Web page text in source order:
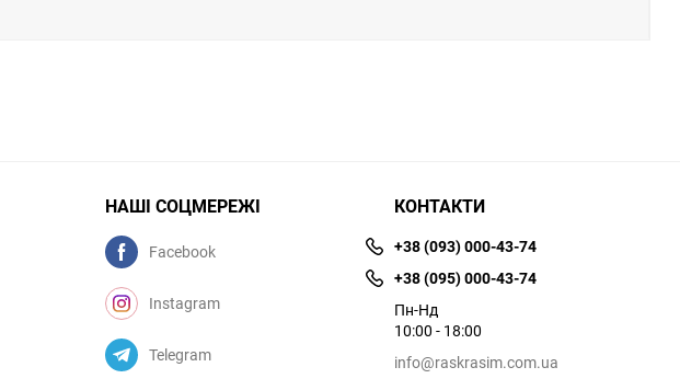
НАШІ СОЦМЕРЕЖІ
Facebook
Instagram
Telegram
КОНТАКТИ
+38 (093) 000-43-74
+38 (095) 000-43-74
Пн-Нд
10:00 - 18:00
info@raskrasim.com.ua